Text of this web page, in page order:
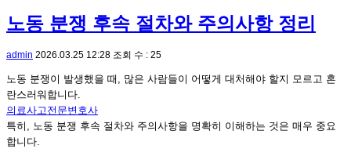
노동 분쟁 후속 절차와 주의사항 정리
admin 2026.03.25 12:28 조회 수 : 25
노동 분쟁이 발생했을 때, 많은 사람들이 어떻게 대처해야 할지 모르고 혼
란스러워합니다.
의료사고전문변호사
특히, 노동 분쟁 후속 절차와 주의사항을 명확히 이해하는 것은 매우 중요
합니다.